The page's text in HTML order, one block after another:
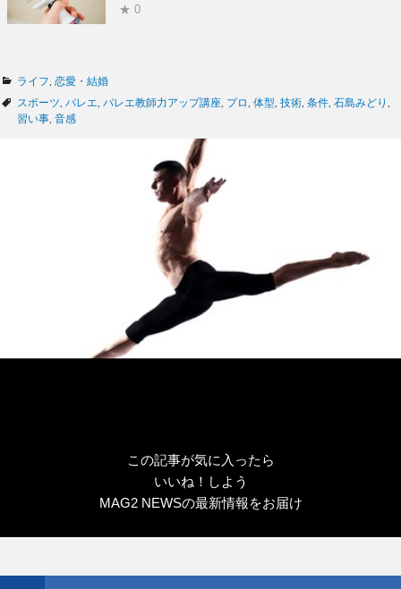
★ 0
カ
テ
ゴ
ライフ 恋愛・結婚
タ
グ
スポーツ バレエ バレエ教師力アップ講座 プロ 体型 技術 条件 石島みどり
習い事 音感
この記事が気に入ったら
いいね！しよう
MAG2 NEWSの最新情報をお届け